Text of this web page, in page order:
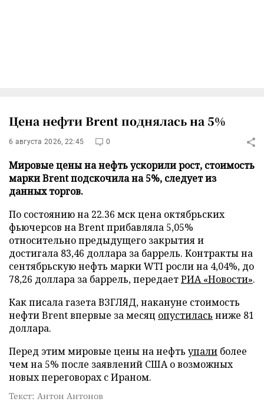
Цена нефти Brent поднялась на 5%
6 августа 2026, 22:45 0
Мировые цены на нефть ускорили рост, стоимость
марки Brent подскочила на 5%, следует из
данных торгов.
По состоянию на 22.36 мск цена октябрьских
фьючерсов на Brent прибавляла 5,05%
относительно предыдущего закрытия и
достигала 83,46 доллара за баррель. Контракты на
сентябрьскую нефть марки WTI росли на 4,04%, до
78,26 доллара за баррель, передаетРИА «Новости».
Как писала газета ВЗГЛЯД, накануне стоимость
нефти Brent впервые за месяц опустилась ниже 81
доллара.
Перед этим мировые цены на нефть упали более
чем на 5% после заявлений США о возможных
новых переговорах с Ираном.
Текст: Антон Антонов